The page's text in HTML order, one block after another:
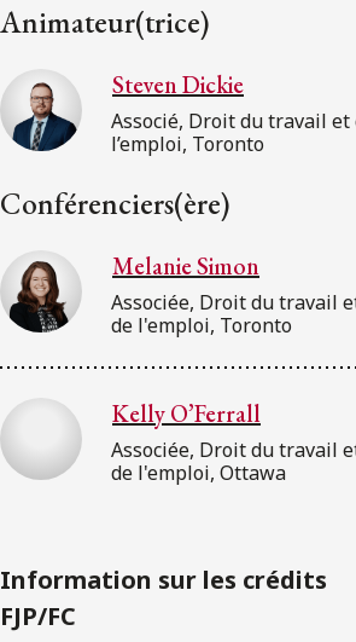
Animateur(trice)
Steven Dickie
Associé, Droit du travail et
l’emploi, Toronto
Conférenciers(ère)
Melanie Simon
Associée, Droit du travail
de l'emploi, Toronto
Kelly O’Ferrall
Associée, Droit du travail
de l'emploi, Ottawa
Information sur les crédits
FJP/FC